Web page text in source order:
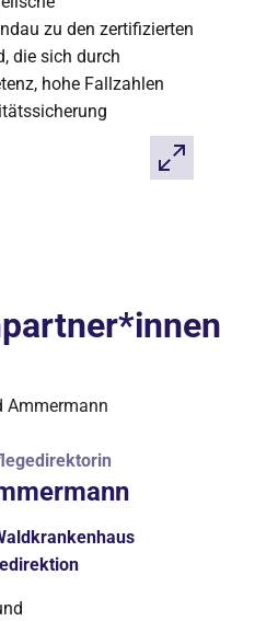
zu den zertifizierten
die sich durch
hohe Fallzahlen